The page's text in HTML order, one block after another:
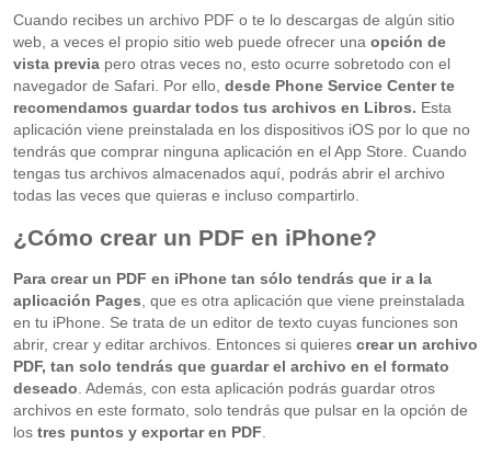
Cuando recibes un archivo PDF o te lo descargas de algún sitio
web, a veces el propio sitio web puede ofrecer una opción de
vista previapero otras veces no, esto ocurre sobretodo con el
navegador de Safari. Por ello, desde Phone Service Center te
recomendamos guardar todos tus archivos en Libros. Esta
aplicación viene preinstalada en los dispositivos iOS por lo que no
tendrás que comprar ninguna aplicación en el App Store. Cuando
tengas tus archivos almacenados aquí, podrás abrir el archivo
todas las veces que quieras e incluso compartirlo.
¿Cómo crear un PDF en iPhone?
Para crear un PDF en iPhone tan sólo tendrás que ir a la
aplicación Pages , que es otra aplicación que viene preinstalada
en tu iPhone. Se trata de un editor de texto cuyas funciones son
abrir, crear y editar archivos. Entonces si quieres crear un archivo
PDF, tan solo tendrás que guardar el archivo en el formato
deseado . Además, con esta aplicación podrás guardar otros
archivos en este formato, solo tendrás que pulsar en la opción de
los tres puntos y exportar en PDF